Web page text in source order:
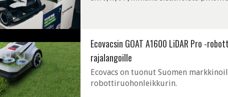
Ecovacsin GOAT A1600 LiDAR Pro -
rajalangoille
Ecovacs on tuonut Suomen
robottiruohonleikkurin.